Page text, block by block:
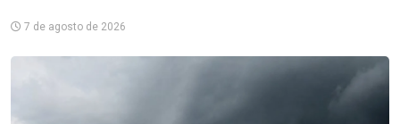
7 de agosto de 2026